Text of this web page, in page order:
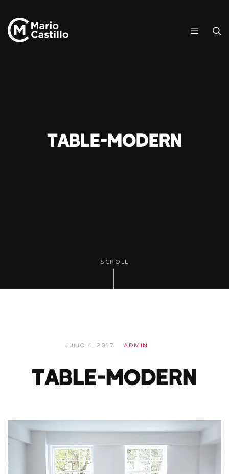
table-modern
SCROLL
JULIO 4, 2017 ADMIN
table-modern